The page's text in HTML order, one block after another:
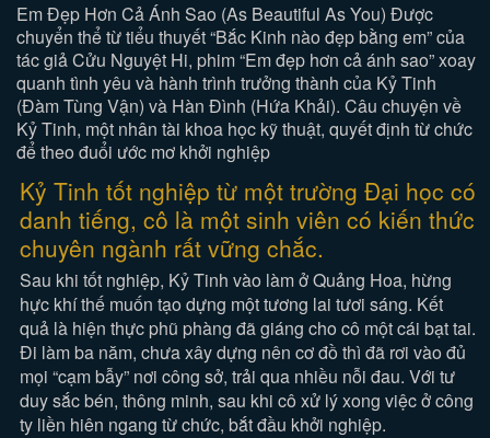
Em Đẹp Hơn Cả Ánh Sao (As Beautiful As You) Được
chuyển thể từ tiểu thuyết “Bắc Kinh nào đẹp bằng em” của
tác giả Cửu Nguyệt Hi, phim “Em đẹp hơn cả ánh sao” xoay
quanh tình yêu và hành trình trưởng thành của Kỷ Tinh
(Đàm Tùng Vận) và Hàn Đình (Hứa Khải). Câu chuyện về
Kỷ Tinh, một nhân tài khoa học kỹ thuật, quyết định từ chức
để theo đuổi ước mơ khởi nghiệp
Kỷ Tinh tốt nghiệp từ một trường Đại học có
danh tiếng, cô là một sinh viên có kiến thức
chuyên ngành rất vững chắc.
Sau khi tốt nghiệp, Kỷ Tinh vào làm ở Quảng Hoa, hừng
hực khí thế muốn tạo dựng một tương lai tươi sáng. Kết
quả là hiện thực phũ phàng đã giáng cho cô một cái bạt tai.
Đi làm ba năm, chưa xây dựng nên cơ đồ thì đã rơi vào đủ
mọi “cạm bẫy” nơi công sở, trải qua nhiều nỗi đau. Với tư
duy sắc bén, thông minh, sau khi cô xử lý xong việc ở công
ty liền hiên ngang từ chức, bắt đầu khởi nghiệp.